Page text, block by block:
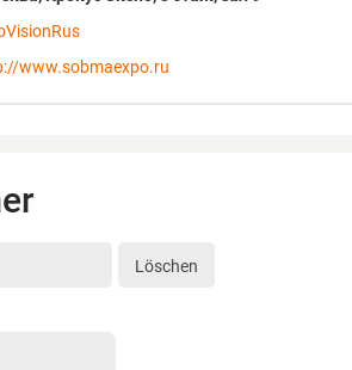
www.sobmaexpo.ru
Löschen